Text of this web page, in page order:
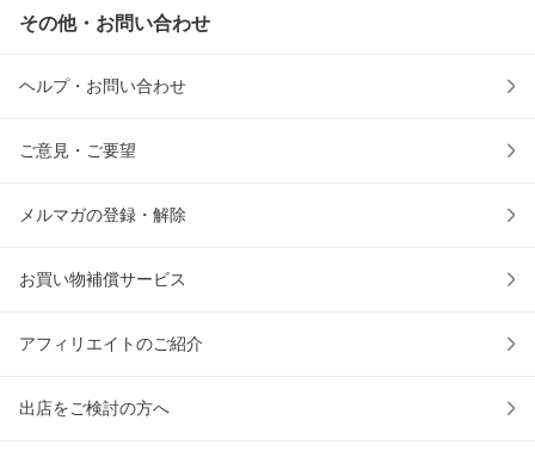
その他・お問い合わせ
ヘルプ・お問い合わせ
ご意見・ご要望
メルマガの登録・解除
お買い物補償サービス
アフィリエイトのご紹介
出店をご検討の方へ